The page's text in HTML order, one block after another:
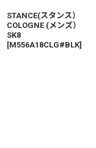
STANCE(スタンス）
COLOGNE (メンズ）
SK8
[M556A18CLG#BLK]